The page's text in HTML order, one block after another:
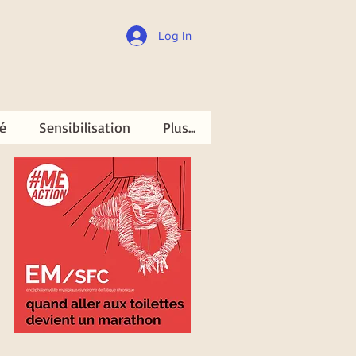
Log In
Sensibilisation Plus...
Share
Sensibilisation Plus...